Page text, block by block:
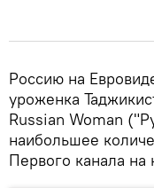
Россию на
уроженка
Russiаn Woman
наибольшее
Первого канала на